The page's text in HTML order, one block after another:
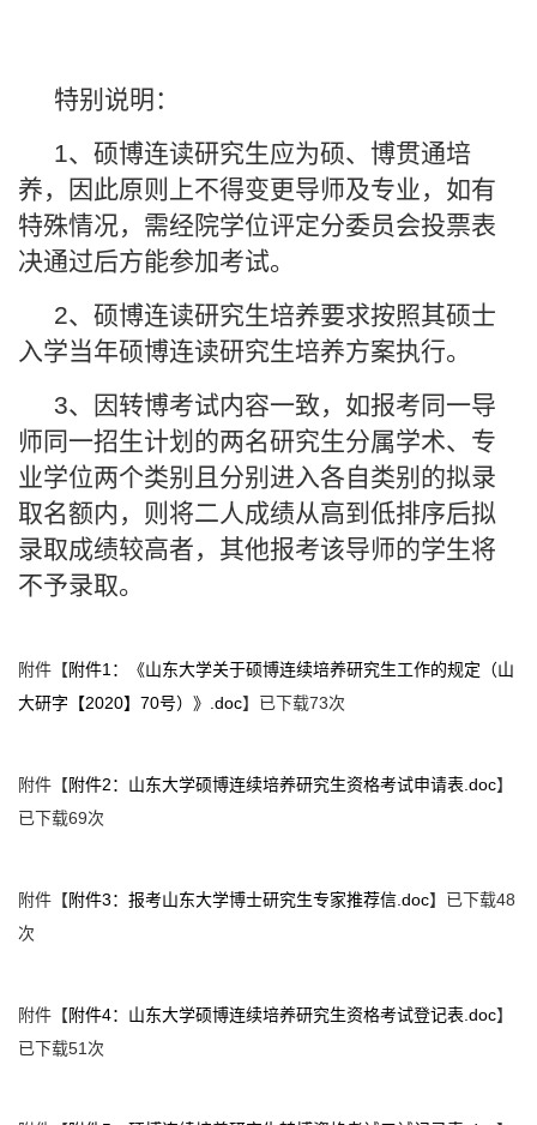
特别说明：
1、硕博连读研究生应为硕、博贯通培
养，因此原则上不得变更导师及专业，如有
特殊情况，需经院学位评定分委员会投票表
决通过后方能参加考试。
2、硕博连读研究生培养要求按照其硕士
入学当年硕博连读研究生培养方案执行。
3、因转博考试内容一致，如报考同一导
师同一招生计划的两名研究生分属学术、专
业学位两个类别且分别进入各自类别的拟录
取名额内，则将二人成绩从高到低排序后拟
录取成绩较高者，其他报考该导师的学生将
不予录取。
附件【附件1：《山东大学关于硕博连续培养研究生工作的规定（山
大研字【2020】70号）》.doc】已下载73次
附件【附件2：山东大学硕博连续培养研究生资格考试申请表.doc】
已下载69次
附件【附件3：报考山东大学博士研究生专家推荐信.doc】已下载48
次
附件【附件4：山东大学硕博连续培养研究生资格考试登记表.doc】
已下载51次